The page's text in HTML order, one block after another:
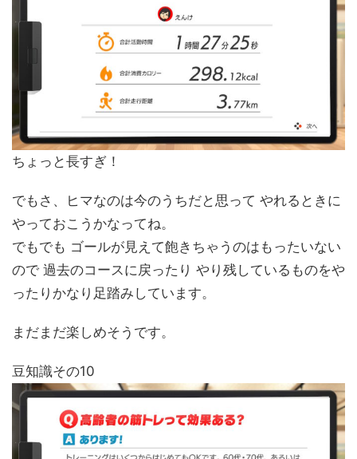
ちょっと長すぎ！
でもさ、ヒマなのは今のうちだと思って やれるときに
やっておこうかなってね。
でもでも ゴールが見えて飽きちゃうのはもったいない
ので 過去のコースに戻ったり やり残しているものをや
ったりかなり足踏みしています。
まだまだ楽しめそうです。
豆知識その10